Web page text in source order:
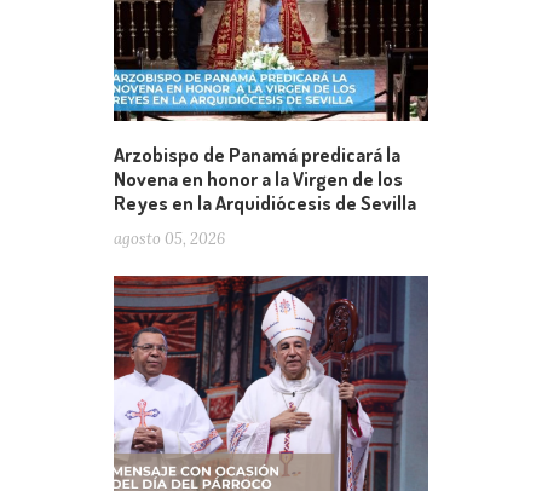
Arzobispo de Panamá predicará la
Novena en honor a la Virgen de los
Reyes en la Arquidiócesis de Sevilla
agosto 05, 2026